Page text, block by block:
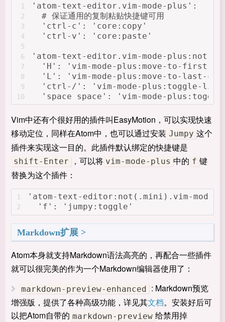
1
2
3
4
5
6
7
8
9
10
'atom-text-editor.vim-mode-plus':
  # 保证通用的复制粘贴快捷键可用
  'ctrl-c': 'core:copy'
  'ctrl-v': 'core:paste'
'atom-text-editor.vim-mode-
'H': 'vim-mode-plus:move-to-first-
'L': 'vim-mode-plus:move-to-last-
'ctrl-/': 'vim-mode-plus:toggle-
'space space': 'vim-mode-
Vim中还有个很好用的插件叫EasyMotion，可以实现快速
移动定位，同样在Atom中，也可以通过安装 Jumpy 这个
插件来实现这一目的。此插件默认绑定的快捷键是
shift-Enter ，可以将 vim-mode-plus 中的 f 键
替换为这个插件：
1
2
'atom-text-editor:not(.mini).vim-mode-
  'f': 'jumpy:toggle'
Markdown扩展
Atom本身就支持Markdown语法高亮的，再配合一些插件
就可以很完美的作为一个Markdown编辑器使用了：
markdown-preview-enhanced : Markdown预览
增强版，提供了各种高级功能，详见其文档。安装好后可
以把Atom自带的 markdown-preview 给禁用掉